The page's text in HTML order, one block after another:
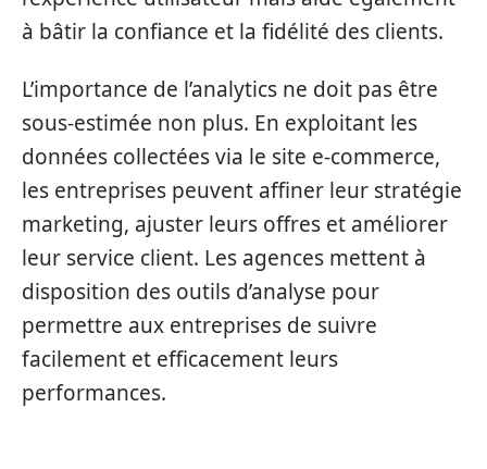
à bâtir la confiance et la fidélité des clients.
L’importance de l’analytics ne doit pas être
sous-estimée non plus. En exploitant les
données collectées via le site e-commerce,
les entreprises peuvent affiner leur stratégie
marketing, ajuster leurs offres et améliorer
leur service client. Les agences mettent à
disposition des outils d’analyse pour
permettre aux entreprises de suivre
facilement et efficacement leurs
performances.